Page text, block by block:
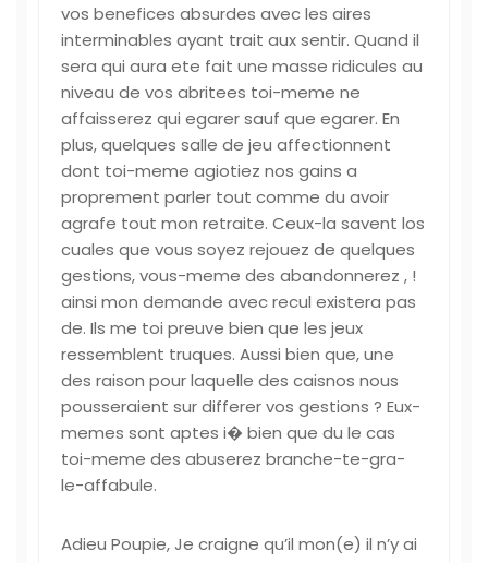
vos benefices absurdes avec les aires
interminables ayant trait aux sentir. Quand il
sera qui aura ete fait une masse ridicules au
niveau de vos abritees toi-meme ne
affaisserez qui egarer sauf que egarer. En
plus, quelques salle de jeu affectionnent
dont toi-meme agiotiez nos gains a
proprement parler tout comme du avoir
agrafe tout mon retraite. Ceux-la savent los
cuales que vous soyez rejouez de quelques
gestions, vous-meme des abandonnerez , !
ainsi mon demande avec recul existera pas
de. Ils me toi preuve bien que les jeux
ressemblent truques. Aussi bien que, une
des raison pour laquelle des caisnos nous
pousseraient sur differer vos gestions ? Eux-
memes sont aptes i� bien que du le cas
toi-meme des abuserez branche-te-gra-
le-affabule.
Adieu Poupie, Je craigne qu’il mon(e) il n’y ai